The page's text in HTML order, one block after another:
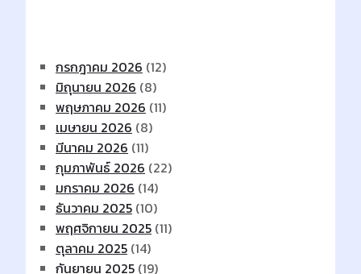
กรกฎาคม 2026 (12)
มิถุนายน 2026 (8)
พฤษภาคม 2026 (11)
เมษายน 2026 (8)
มีนาคม 2026 (11)
กุมภาพันธ์ 2026 (22)
มกราคม 2026 (14)
ธันวาคม 2025 (10)
พฤศจิกายน 2025 (11)
ตุลาคม 2025 (14)
กันยายน 2025 (19)